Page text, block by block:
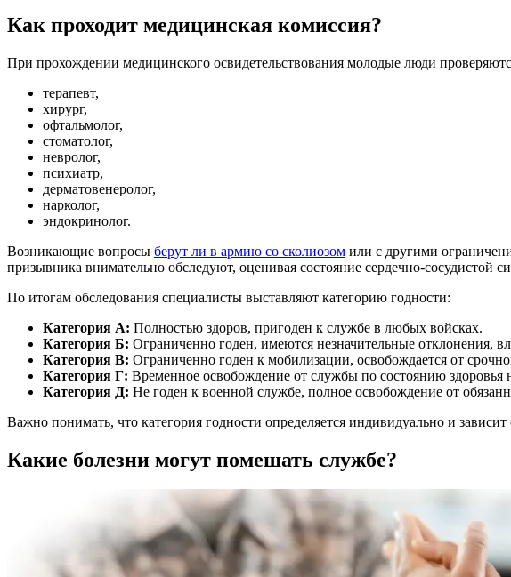
Как проходит медицинская комиссия?
При прохождении медицинского освидетельствования молодые люди
терапевт,
хирург,
офтальмолог,
стоматолог,
невролог,
психиатр,
дерматовенеролог,
нарколог,
эндокринолог.
Возникающие вопросы берут ли в армию со сколиозом или с другими
призывника внимательно обследуют, оценивая состояние сердечно-сосудистой
По итогам обследования специалисты выставляют категорию годности:
Категория А: Полностью здоров, пригоден к службе в любых войсках.
Категория Б: Ограниченно годен, имеются незначительные отклонения,
Категория В: Ограниченно годен к мобилизации, освобождается от
Категория Г: Временное освобождение от службы по состоянию здоровья
Категория Д: Не годен к военной службе, полное освобождение от
Важно понимать, что категория годности определяется индивидуально и
Какие болезни могут помешать службе?